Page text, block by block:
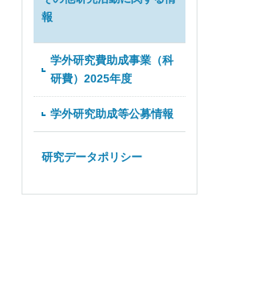
報
学外研究費助成事業（科
研費）2025年度
学外研究助成等公募情報
研究データポリシー